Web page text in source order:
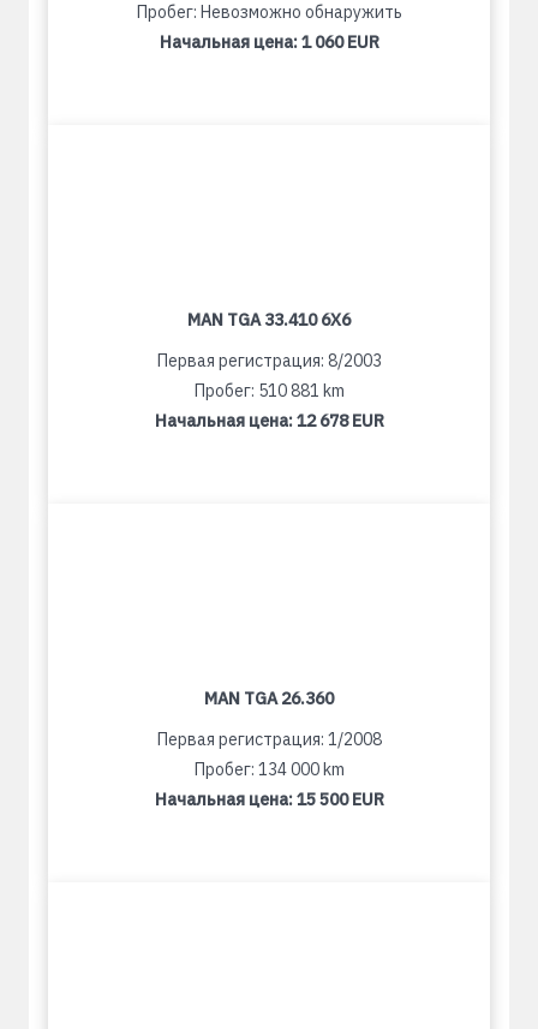
Пробег: Невозможно обнаружить
Начальная цена:1 060 EUR
MAN TGA 33.410 6X6
Первая регистрация: 8/2003
Пробег: 510 881 km
Начальная цена:12 678 EUR
MAN TGA 26.360
Первая регистрация: 1/2008
Пробег: 134 000 km
Начальная цена:15 500 EUR